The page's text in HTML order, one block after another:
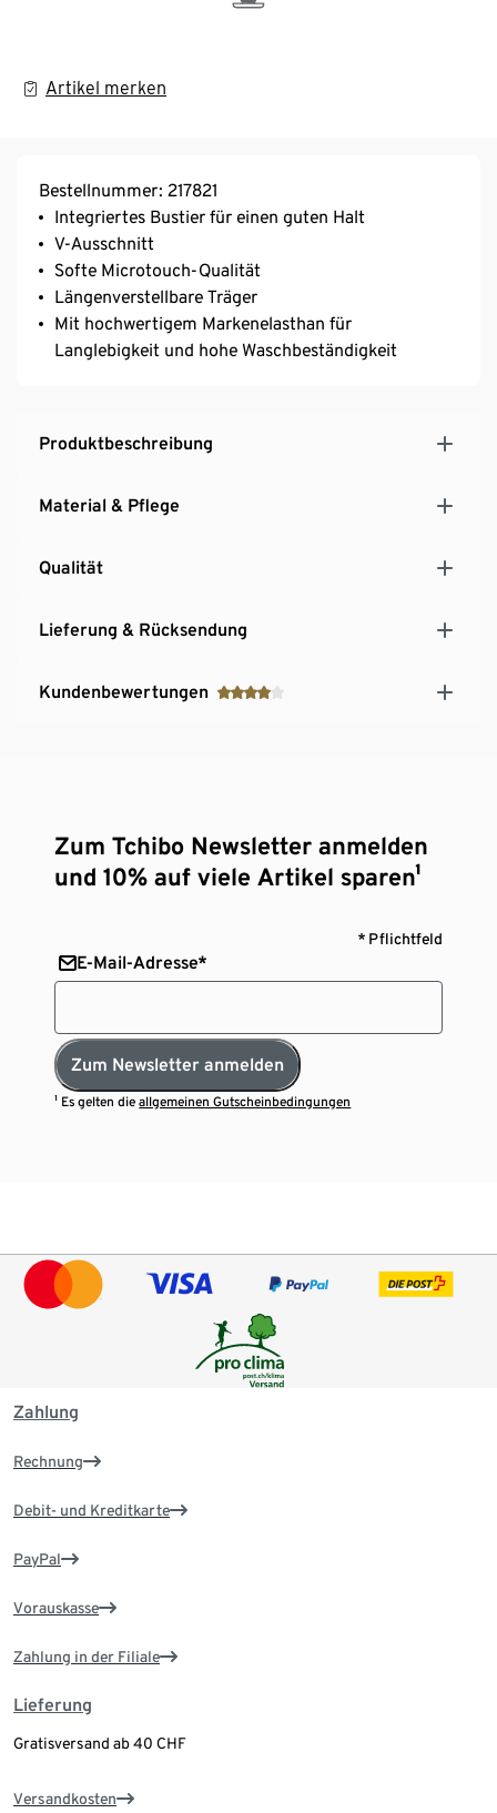
Artikel merken
Bestellnummer: 217821
Integriertes Bustier für einen guten Halt
V-Ausschnitt
Softe Microtouch-Qualität
Längenverstellbare Träger
Mit hochwertigem Markenelasthan für
Langlebigkeit und hohe Waschbeständigkeit
Produktbeschreibung
Material & Pflege
Qualität
Lieferung & Rücksendung
Kundenbewertungen
Zum Tchibo Newsletter anmelden
und 10% auf viele Artikel sparen¹
* Pflichtfeld
E-Mail-Adresse*
Zum Newsletter anmelden
¹ Es gelten dieallgemeinen Gutscheinbedingungen
Zahlung
Rechnung
Debit- und Kreditkarte
PayPal
Vorauskasse
Zahlung in der Filiale
Lieferung
Gratisversand ab 40 CHF
Versandkosten